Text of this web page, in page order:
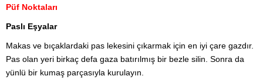
Püf Noktaları
Paslı Eşyalar
Makas ve bıçaklardaki pas lekesini çıkarmak için en iyi çare gazdır.
Pas olan yeri birkaç defa gaza batırılmış bir bezle silin. Sonra da
yünlü bir kumaş parçasıyla kurulayın.